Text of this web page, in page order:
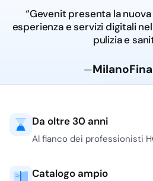
“Gevenit presenta la
esperienza e servizi digitali
pulizia e
—
Da oltre 30 anni
Al fianco dei professionisti
Catalogo ampio